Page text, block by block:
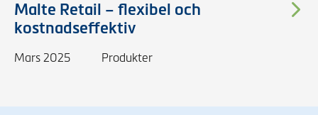
Malte Retail – flexibel och
kostnadseffektiv
Mars 2025 Produkter